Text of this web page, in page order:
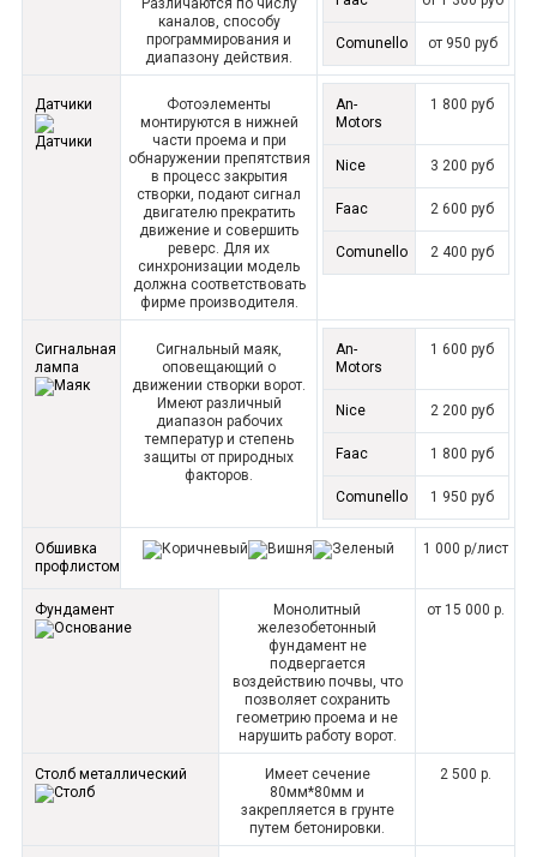
Различаются по числу
каналов, способу
программирования и
диапазону действия.
Comunello от 950 руб
Датчики
Фотоэлементы
монтируются в нижней
части проема и при
обнаружении препятствия
в процесс закрытия
створки, подают сигнал
двигателю прекратить
движение и совершить
реверс. Для их
синхронизации модель
должна соответствовать
фирме производителя.
An-
Motors
1 800 руб
Nice 3 200 руб
Faac 2 600 руб
Comunello 2 400 руб
Сигнальная
лампа
Сигнальный маяк,
оповещающий о
движении створки ворот.
Имеют различный
диапазон рабочих
температур и степень
защиты от природных
факторов.
An-
Motors
1 600 руб
Nice 2 200 руб
Faac 1 800 руб
Comunello 1 950 руб
Обшивка
профлистом
1 000 р/лист
Фундамент
Монолитный
железобетонный
фундамент не
подвергается
воздействию почвы, что
позволяет сохранить
геометрию проема и не
нарушить работу ворот.
от 15 000 р.
Столб металлический
Имеет сечение
80мм*80мм и
закрепляется в грунте
путем бетонировки.
2 500 р.